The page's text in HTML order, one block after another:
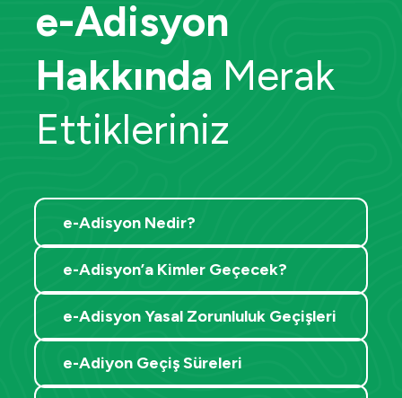
e-Adisyon
Hakkında Merak
Ettikleriniz
e-Adisyon Nedir?
e-Adisyon’a Kimler Geçecek?
e-Adisyon Yasal Zorunluluk Geçişleri
e-Adiyon Geçiş Süreleri